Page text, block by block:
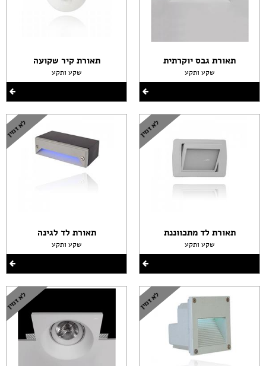
תאורת גבס יוקרתית
שקע ותקע
תאורת לד מתכווננת
שקע ותקע
תאורת קיר שקועה
שקע ותקע
תאורת לד לגינה
שקע ותקע